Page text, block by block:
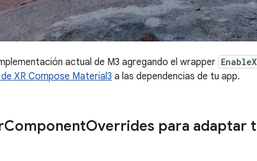
actual de M3 agregando el wrapper
XR Compose Material3 a las dependencias de tu app.
ComponentOverrides para adaptar